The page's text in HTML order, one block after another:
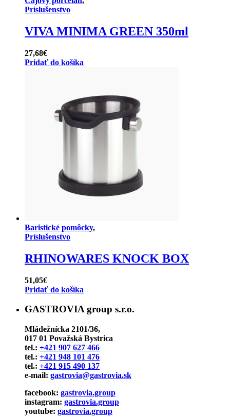
Príslušenstvo
VIVA MINIMA GREEN 350ml
27,68€
Pridať do košíka
Baristické pomôcky,
Príslušenstvo
RHINOWARES KNOCK BOX
51,05€
Pridať do košíka
GASTROVIA group s.r.o.
Mládežnícka 2101/36,
017 01 Považská Bystrica
tel.: +421 907 627 466
tel.: +421 948 101 476
tel.: +421 915 490 137
e-mail: gastrovia@gastrovia.sk
facebook: gastrovia.group
instagram: gastrovia.group
youtube: gastrovia.group